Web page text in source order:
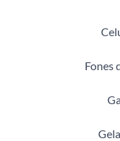
Fones